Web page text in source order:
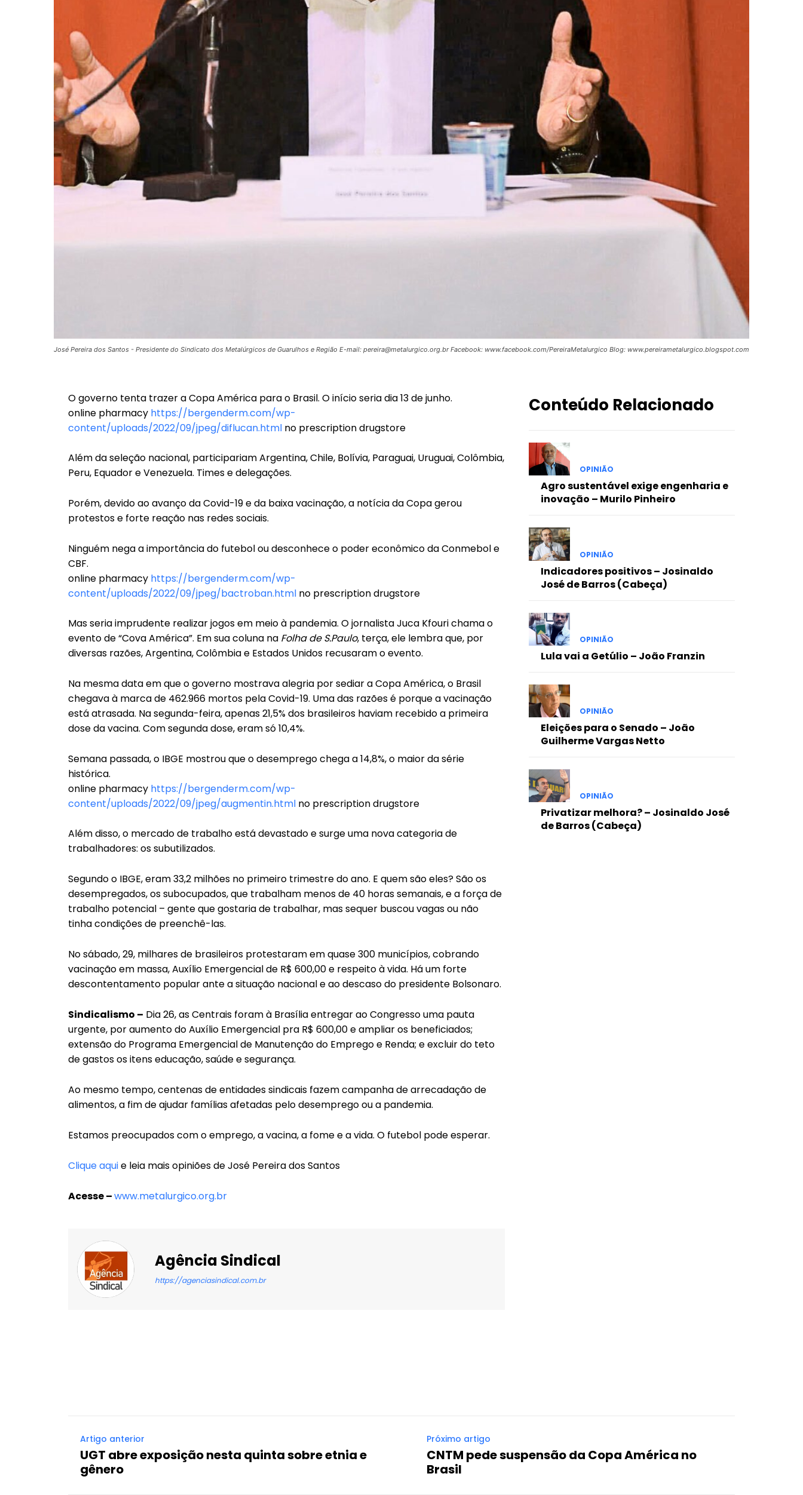
José Pereira dos Santos - Presidente do Sindicato dos Metalúrgicos de Guarulhos e Região E-mail: pereira@metalurgico.org.br Facebook: www.facebook.com/PereiraMetalurgico Blog: www.pereirametalurgico.blogspot.com
O governo tenta trazer a Copa América para o Brasil. O início seria dia 13 de junho.
online pharmacy https://bergenderm.com/wp-
content/uploads/2022/09/jpeg/diflucan.html no prescription drugstore
Além da seleção nacional, participariam Argentina, Chile, Bolívia, Paraguai, Uruguai, Colômbia,
Peru, Equador e Venezuela. Times e delegações.
Porém, devido ao avanço da Covid-19 e da baixa vacinação, a notícia da Copa gerou
protestos e forte reação nas redes sociais.
Ninguém nega a importância do futebol ou desconhece o poder econômico da Conmebol e
CBF.
online pharmacy https://bergenderm.com/wp-
content/uploads/2022/09/jpeg/bactroban.html no prescription drugstore
Mas seria imprudente realizar jogos em meio à pandemia. O jornalista Juca Kfouri chama o
evento de “Cova América”. Em sua coluna na Folha de S.Paulo, terça, ele lembra que, por
diversas razões, Argentina, Colômbia e Estados Unidos recusaram o evento.
Na mesma data em que o governo mostrava alegria por sediar a Copa América, o Brasil
chegava à marca de 462.966 mortos pela Covid-19. Uma das razões é porque a vacinação
está atrasada. Na segunda-feira, apenas 21,5% dos brasileiros haviam recebido a primeira
dose da vacina. Com segunda dose, eram só 10,4%.
Semana passada, o IBGE mostrou que o desemprego chega a 14,8%, o maior da série
histórica.
online pharmacy https://bergenderm.com/wp-
content/uploads/2022/09/jpeg/augmentin.html no prescription drugstore
Além disso, o mercado de trabalho está devastado e surge uma nova categoria de
trabalhadores: os subutilizados.
Segundo o IBGE, eram 33,2 milhões no primeiro trimestre do ano. E quem são eles? São os
desempregados, os subocupados, que trabalham menos de 40 horas semanais, e a força de
trabalho potencial – gente que gostaria de trabalhar, mas sequer buscou vagas ou não
tinha condições de preenchê-las.
No sábado, 29, milhares de brasileiros protestaram em quase 300 municípios, cobrando
vacinação em massa, Auxílio Emergencial de R$ 600,00 e respeito à vida. Há um forte
descontentamento popular ante a situação nacional e ao descaso do presidente Bolsonaro.
Sindicalismo – Dia 26, as Centrais foram à Brasília entregar ao Congresso uma pauta
urgente, por aumento do Auxílio Emergencial pra R$ 600,00 e ampliar os beneficiados;
extensão do Programa Emergencial de Manutenção do Emprego e Renda; e excluir do teto
de gastos os itens educação, saúde e segurança.
Ao mesmo tempo, centenas de entidades sindicais fazem campanha de arrecadação de
alimentos, a fim de ajudar famílias afetadas pelo desemprego ou a pandemia.
Estamos preocupados com o emprego, a vacina, a fome e a vida. O futebol pode esperar.
Clique aquie leia mais opiniões de José Pereira dos Santos
Acesse –www.metalurgico.org.br
Agência Sindical
https://agenciasindical.com.br
Conteúdo Relacionado
OPINIÃO
Agro sustentável exige engenharia e
inovação – Murilo Pinheiro
OPINIÃO
Indicadores positivos – Josinaldo
José de Barros (Cabeça)
OPINIÃO
Lula vai a Getúlio – João Franzin
OPINIÃO
Eleições para o Senado – João
Guilherme Vargas Netto
OPINIÃO
Privatizar melhora? – Josinaldo José
de Barros (Cabeça)
Artigo anterior
UGT abre exposição nesta quinta sobre etnia e
gênero
Próximo artigo
CNTM pede suspensão da Copa América no
Brasil